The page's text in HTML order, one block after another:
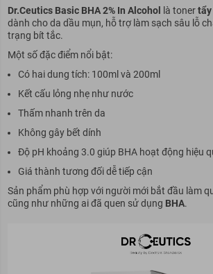
Dr.Ceutics Basic BHA 2% In Alcohol là tonertẩy
dành cho da dầu mụn, hỗ trợ làm sạch sâu lỗ
trạng bít tắc.
Một số đặc điểm nổi bật:
Có hai dung tích: 100ml và 200ml
Kết cấu lỏng nhẹ như nước
Thấm nhanh trên da
Không gây bết dính
Độ pH khoảng 3.0 giúp BHA hoạt động hiệu
Giá thành tương đối dễ tiếp cận
Sản phẩm phù hợp với người mới bắt đầu làm
cũng như những ai đã quen sử dụng BHA.